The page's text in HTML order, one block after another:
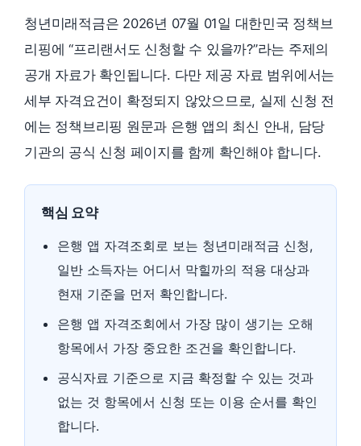
청년미래적금은 2026년 07월 01일 대한민국 정책브
리핑에 “프리랜서도 신청할 수 있을까?”라는 주제의
공개 자료가 확인됩니다. 다만 제공 자료 범위에서는
세부 자격요건이 확정되지 않았으므로, 실제 신청 전
에는 정책브리핑 원문과 은행 앱의 최신 안내, 담당
기관의 공식 신청 페이지를 함께 확인해야 합니다.
핵심 요약
은행 앱 자격조회로 보는 청년미래적금 신청,
일반 소득자는 어디서 막힐까의 적용 대상과
현재 기준을 먼저 확인합니다.
은행 앱 자격조회에서 가장 많이 생기는 오해
항목에서 가장 중요한 조건을 확인합니다.
공식자료 기준으로 지금 확정할 수 있는 것과
없는 것 항목에서 신청 또는 이용 순서를 확인
합니다.